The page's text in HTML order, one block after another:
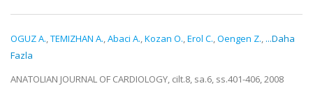
OGUZ A.,TEMIZHAN A.,Abaci A.,Kozan O.,Erol C.,Oengen Z., ...Daha
Fazla
ANATOLIAN JOURNAL OF CARDIOLOGY, cilt.8, sa.6, ss.401-406, 2008